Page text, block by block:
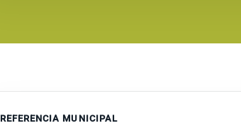
REFERENCIA MUNICIPAL